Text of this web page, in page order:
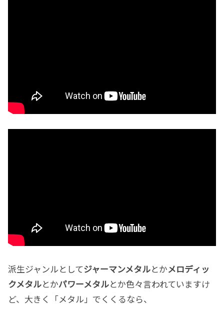
派生ジャンルとしてジャーマンメタルとかメロディッ
クメタルとかパワーメタルとか色々言われていますけ
ど、大きく「メタル」でくくるなら、